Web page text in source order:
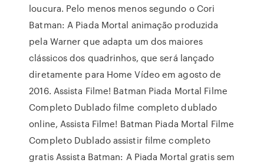
loucura. Pelo menos menos segundo o Cori
Batman: A Piada Mortal animação produzida
pela Warner que adapta um dos maiores
clássicos dos quadrinhos, que será lançado
diretamente para Home Vídeo em agosto de
2016. Assista Filme! Batman Piada Mortal Filme
Completo Dublado filme completo dublado
online, Assista Filme! Batman Piada Mortal Filme
Completo Dublado assistir filme completo
gratis Assista Batman: A Piada Mortal gratis sem